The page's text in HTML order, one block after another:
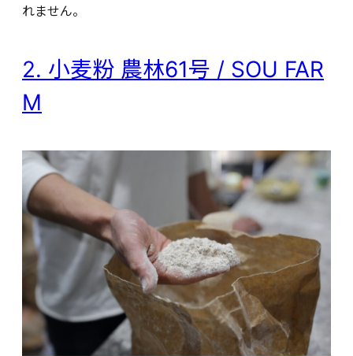
れません。
2. 小麦粉 農林61号 / SOU FAR
M